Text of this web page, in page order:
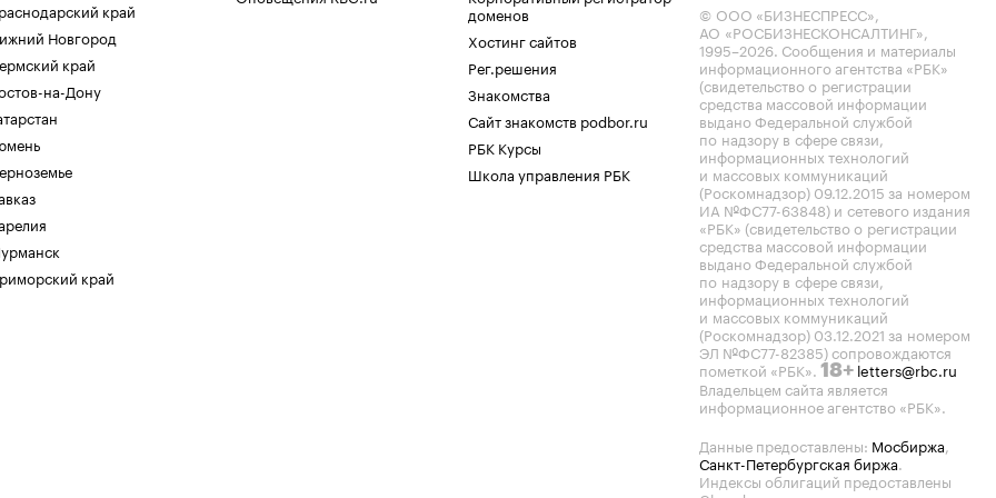
край
Новгород
край
на-Дону
край
доменов
Хостинг сайтов
Рег.решения
Знакомства
Сайт знакомств podbor.ru
РБК Курсы
Школа управления РБК
© ООО «БИЗНЕСПРЕСС»,
АО «РОСБИЗНЕСКОНСАЛТИНГ»,
1995–2026. Сообщения и материалы
информационного агентства «РБК»
(свидетельство о регистрации
средства массовой информации
выдано Федеральной службой
по надзору в сфере связи,
информационных технологий
и массовых коммуникаций
(Роскомнадзор) 09.12.2015 за номером
ИА №ФС77-63848) и сетевого издания
«РБК» (свидетельство о регистрации
средства массовой информации
выдано Федеральной службой
по надзору в сфере связи,
информационных технологий
и массовых коммуникаций
(Роскомнадзор) 03.12.2021 за номером
ЭЛ №ФС77-82385) сопровождаются
пометкой «РБК». 18+ letters@rbc.ru
Владельцем сайта является
информационное агентство «РБК».
Данные предоставлены: Мосбиржа,
Санкт-Петербургская биржа.
Индексы облигаций предоставлены